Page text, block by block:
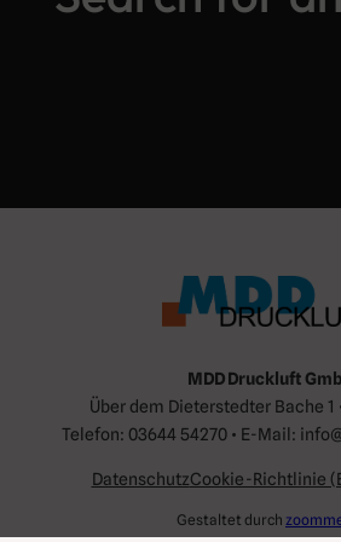
MDD Druckluft
Über dem Dieterstedter Bache 1
Telefon: 03644 54270 • E-Mail:
DatenschutzCookie-Richtlinie
Gestaltet durch